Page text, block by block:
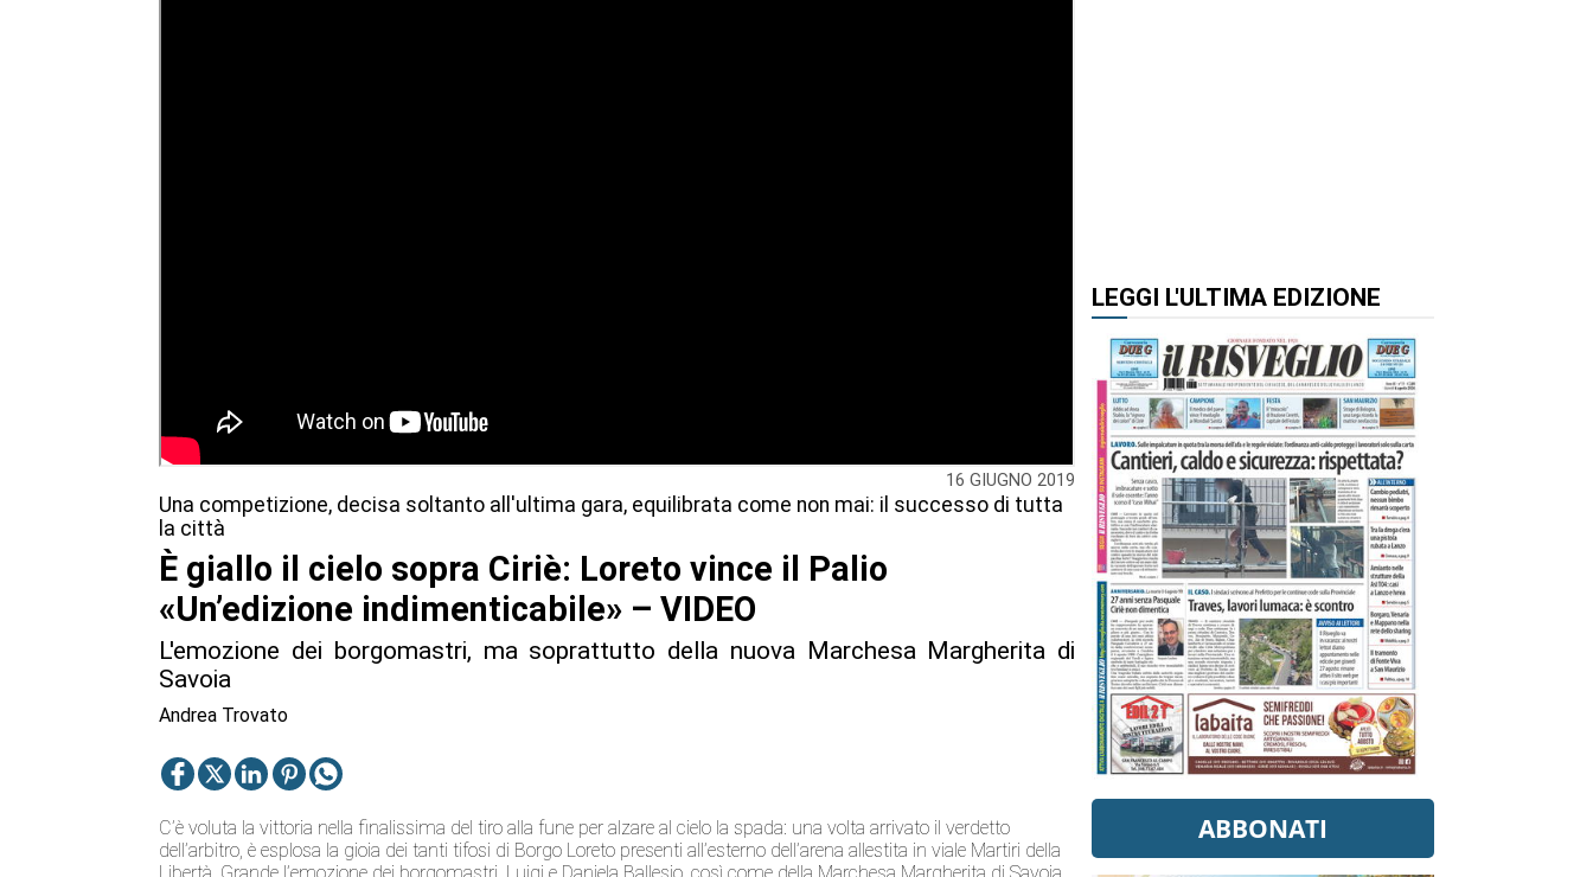
16 GIUGNO 2019
Una competizione, decisa soltanto all'ultima gara, equilibrata come non mai: il successo di tutta
la città
È giallo il cielo sopra Ciriè: Loreto vince il Palio
«Un’edizione indimenticabile» – VIDEO
L'emozione dei borgomastri, ma soprattutto della nuova Marchesa Margherita di
Savoia
Andrea Trovato
C’è voluta la vittoria nella finalissima del tiro alla fune per alzare al cielo la spada: una volta arrivato il verdetto
dell’arbitro, è esplosa la gioia dei tanti tifosi di Borgo Loreto presenti all’esterno dell’arena allestita in viale Martiri della
LEGGI L'ULTIMA EDIZIONE
ABBONATI